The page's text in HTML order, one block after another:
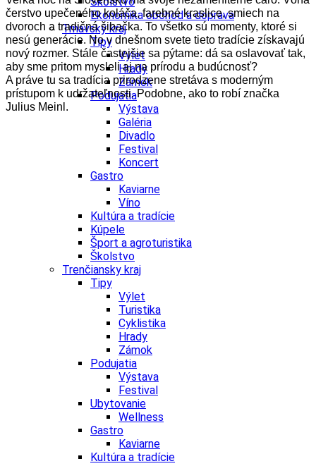
Ekonomika obchod a doprava
Trnavský kraj
Tipy
Výlet
Hrady
Zámok
Podujatia
Výstava
Galéria
Divadlo
Festival
Koncert
Gastro
Kaviarne
Víno
Kultúra a tradície
Kúpele
Šport a agroturistika
Školstvo
Trenčiansky kraj
Tipy
Výlet
Turistika
Cyklistika
Hrady
Zámok
Podujatia
Výstava
Festival
Ubytovanie
Wellness
Gastro
Kaviarne
Kultúra a tradície
čerstvo upečeného koláča, farebné kraslice, smiech na
dvoroch a tradičná šibačka. To všetko sú momenty, ktoré si
nesú generácie. No v dnešnom svete tieto tradície získavajú
nový rozmer. Stále častejšie sa pýtame: dá sa oslavovať tak,
aby sme pritom mysleli aj na prírodu a budúcnosť?
A práve tu sa tradícia prirodzene stretáva s moderným
prístupom k udržateľnosti. Podobne, ako to robí značka
Julius Meinl.